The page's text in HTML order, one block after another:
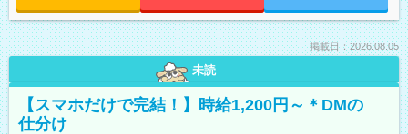
掲載日：2026.08.05
未読
【スマホだけで完結！】時給1,200円～＊DMの
仕分け